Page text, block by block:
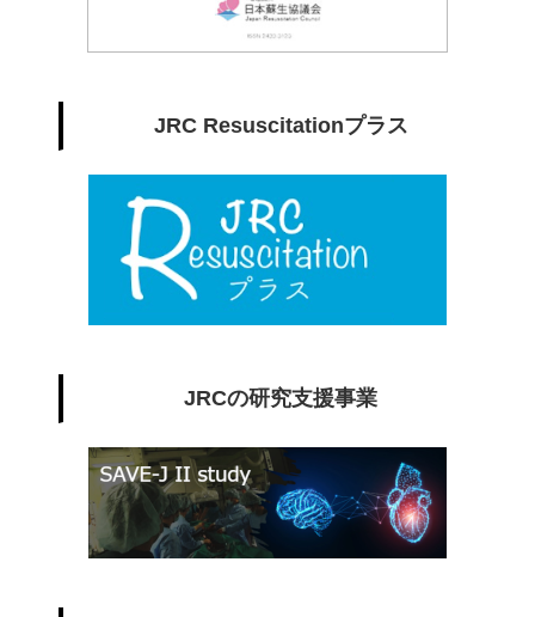
JRC Resuscitationプラス
JRCの研究支援事業